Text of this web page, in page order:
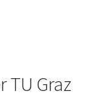
TU Graz